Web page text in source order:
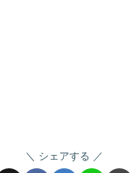
シェアする